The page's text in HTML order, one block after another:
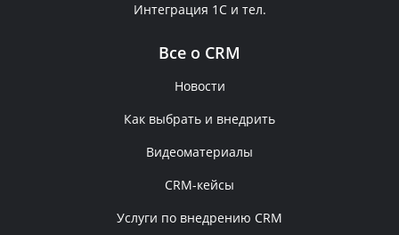
Интеграция 1С и тел.
Все о CRM
Новости
Как выбрать и внедрить
Видеоматериалы
CRM-кейсы
Услуги по внедрению CRM